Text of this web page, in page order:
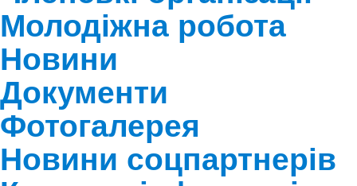
Молодіжна робота
Новини
Документи
Фотогалерея
Новини соцпартнерів